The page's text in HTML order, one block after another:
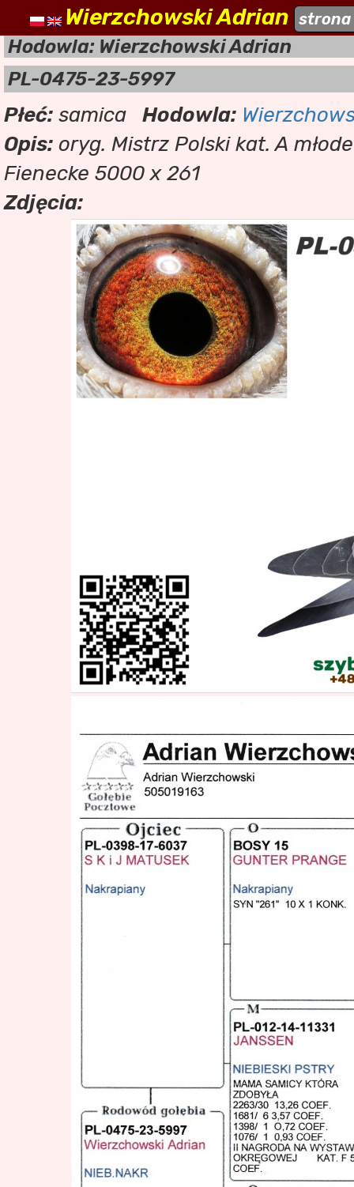
naszehodowle.pl
Wierzchowski Adrian strona
Hodowla: Wierzchowski Adrian
PL-0475-23-5997
Płeć: samica Hodowla:
Opis: oryg. Mistrz Polski kat. A
Fienecke 5000 x 261
Zdjęcia: